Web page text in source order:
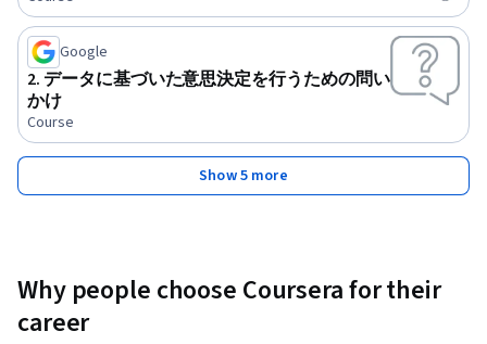
Google
2. データに基づいた意思決定を行うための問い
かけ
Course
Show 5 more
Why people choose Coursera for their
career